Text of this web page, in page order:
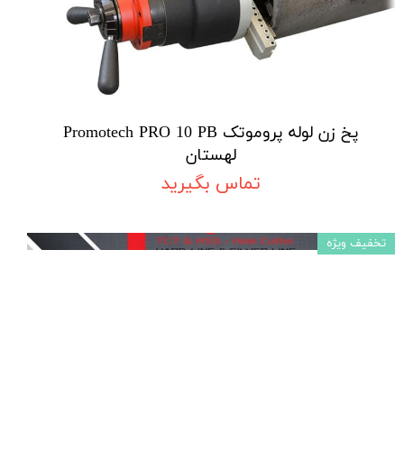
پخ زن لوله پروموتک Promotech PRO 10 PB
لهستان
تماس بگیرید
تخفیف ویژه